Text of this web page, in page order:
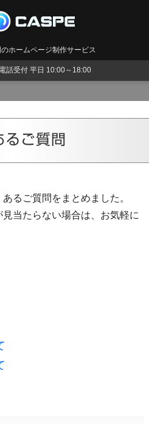
ホームページ制作サービス
電話受付 平日 10:00～18:00
るご質問
るご質問をまとめました。
当たらない場合は、お気軽に